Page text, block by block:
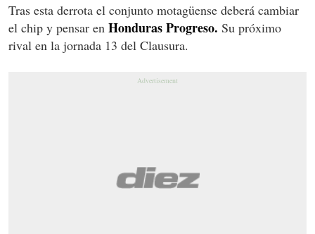
Tras esta derrota el conjunto motagüense deberá cambiar
el chip y pensar en Honduras Progreso. Su próximo
rival en la jornada 13 del Clausura.